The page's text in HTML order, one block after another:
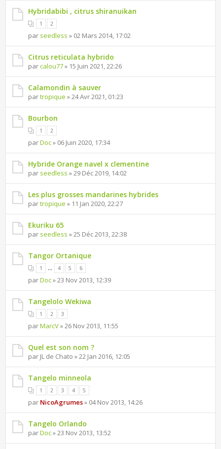
Hybridabibi , citrus shiranuikan
1 2
par seedless » 02 Mars 2014, 17:02
Citrus reticulata hybrido
parcalou77» 15 Juin 2021, 22:26
Calamondin à sauver
partropique » 24 Avr 2021, 01:23
Bourbon
1 2
parDoc» 06 Juin 2020, 17:34
Hybride Orange navel x clementine
par seedless » 29 Déc 2019, 14:02
Les plus grosses mandarines hybrides
partropique » 11 Jan 2020, 22:27
Ekuriku 65
par seedless » 25 Déc 2013, 22:38
Tangor Ortanique
1 ... 4 5 6
parDoc» 23 Nov 2013, 12:39
Tangelolo Wekiwa
1 2 3
parMarcV» 26 Nov 2013, 11:55
Quel est son nom ?
par JL de Chato » 22 Jan 2016, 12:05
Tangelo minneola
1 2 3 4 5
par NicoAgrumes» 04 Nov 2013, 14:26
Tangelo Orlando
parDoc» 23 Nov 2013, 13:52